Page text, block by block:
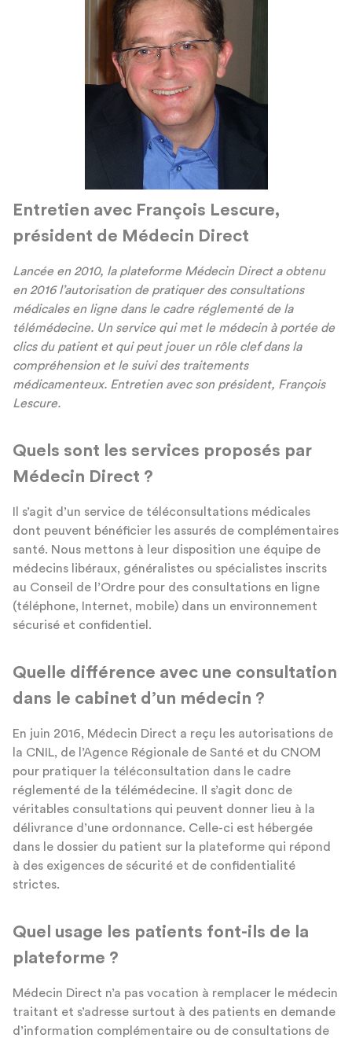
Entretien avec François Lescure,
président de Médecin Direct
Lancée en 2010, la plateforme Médecin Direct a obtenu
en 2016 l’autorisation de pratiquer des consultations
médicales en ligne dans le cadre réglementé de la
télémédecine. Un service qui met le médecin à portée de
clics du patient et qui peut jouer un rôle clef dans la
compréhension et le suivi des traitements
médicamenteux. Entretien avec son président, François
Lescure.
Quels sont les services proposés par
Médecin Direct ?
Il s’agit d’un service de téléconsultations médicales
dont peuvent bénéficier les assurés de complémentaires
santé. Nous mettons à leur disposition une équipe de
médecins libéraux, généralistes ou spécialistes inscrits
au Conseil de l’Ordre pour des consultations en ligne
(téléphone, Internet, mobile) dans un environnement
sécurisé et confidentiel.
Quelle différence avec une consultation
dans le cabinet d’un médecin ?
En juin 2016, Médecin Direct a reçu les autorisations de
la CNIL, de l’Agence Régionale de Santé et du CNOM
pour pratiquer la téléconsultation dans le cadre
réglementé de la télémédecine. Il s’agit donc de
véritables consultations qui peuvent donner lieu à la
délivrance d’une ordonnance. Celle-ci est hébergée
dans le dossier du patient sur la plateforme qui répond
à des exigences de sécurité et de confidentialité
strictes.
Quel usage les patients font-ils de la
plateforme ?
Médecin Direct n’a pas vocation à remplacer le médecin
traitant et s’adresse surtout à des patients en demande
d’information complémentaire ou de consultations de